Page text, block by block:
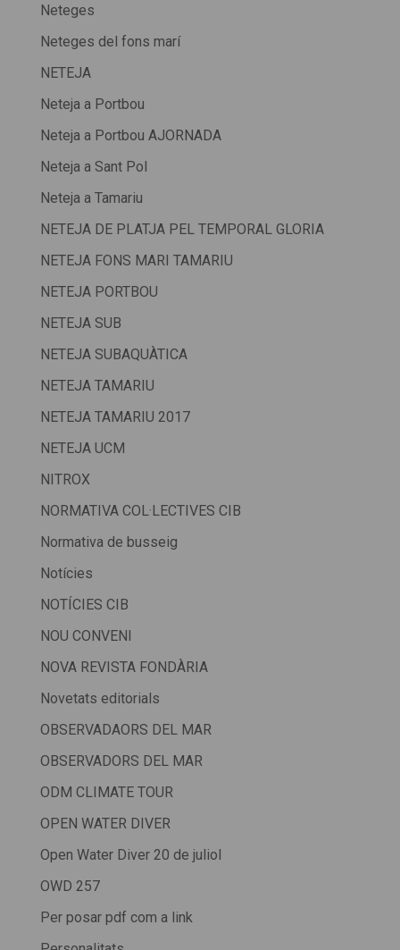
Neteges
Neteges del fons marí
NETEJA
Neteja a Portbou
Neteja a Portbou AJORNADA
Neteja a Sant Pol
Neteja a Tamariu
NETEJA DE PLATJA PEL TEMPORAL GLORIA
NETEJA FONS MARI TAMARIU
NETEJA PORTBOU
NETEJA SUB
NETEJA SUBAQUÀTICA
NETEJA TAMARIU
NETEJA TAMARIU 2017
NETEJA UCM
NITROX
NORMATIVA COL·LECTIVES CIB
Normativa de busseig
Notícies
NOTÍCIES CIB
NOU CONVENI
NOVA REVISTA FONDÀRIA
Novetats editorials
OBSERVADAORS DEL MAR
OBSERVADORS DEL MAR
ODM CLIMATE TOUR
OPEN WATER DIVER
Open Water Diver 20 de juliol
OWD 257
Per posar pdf com a link